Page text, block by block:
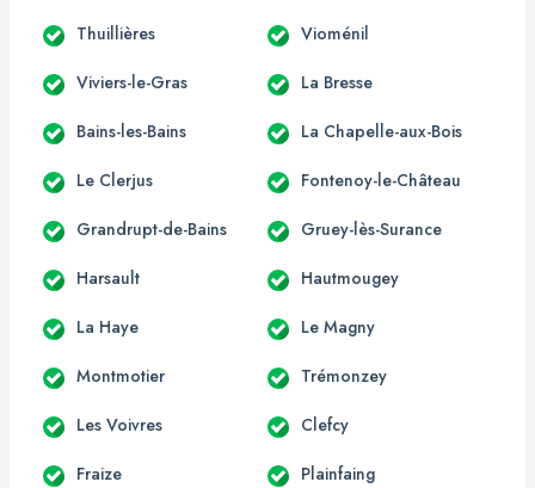
Thuillières Vioménil
Viviers-le-Gras La Bresse
Bains-les-Bains La Chapelle-aux-Bois
Le Clerjus Fontenoy-le-Château
Grandrupt-de-Bains Gruey-lès-Surance
Harsault Hautmougey
La Haye Le Magny
Montmotier Trémonzey
Les Voivres Clefcy
Fraize Plainfaing